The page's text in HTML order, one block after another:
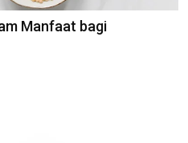
Manfaat bagi